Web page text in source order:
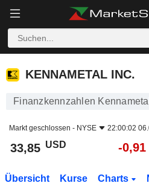
KENNAMETAL INC.
KENNAMETAL INC.
Finanzkennzahlen
Markt geschlossen - NYSE 22:00:02
33,85 USD -0,91
Übersicht Kurse Charts